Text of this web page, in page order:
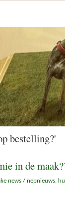
bestelling?'
in de
news / nepnieuws